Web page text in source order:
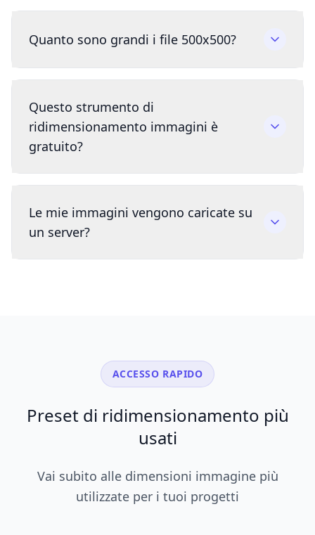
Quanto sono grandi i file 500x500?
Questo strumento di
ridimensionamento immagini è
gratuito?
Le mie immagini vengono caricate su
un server?
ACCESSO RAPIDO
Preset di ridimensionamento più
usati
Vai subito alle dimensioni immagine più
utilizzate per i tuoi progetti